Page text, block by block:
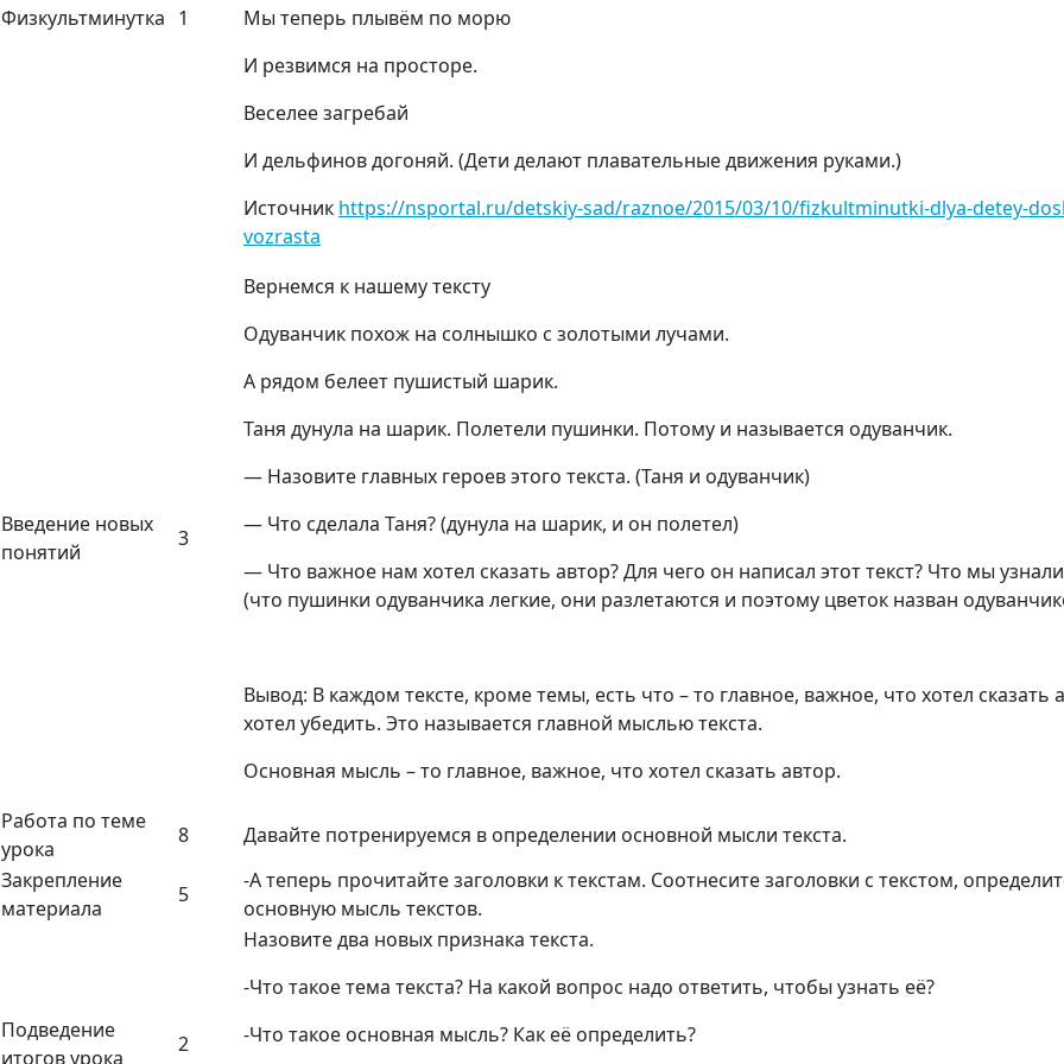
Физкультминутка 1
Мы теперь плывём по морю
И резвимся на просторе.
Веселее загребай
И дельфинов догоняй. (Дети делают плавательные движения руками.)
Источник https://nsportal.ru/detskiy-sad/raznoe/2015/03/10/fizkultminutki-dlya-detey-
vozrasta
Введение новых
понятий
3
Вернемся к нашему тексту
Одуванчик похож на солнышко с золотыми лучами.
А рядом белеет пушистый шарик.
Таня дунула на шарик. Полетели пушинки. Потому и называется одуванчик.
— Назовите главных героев этого текста. (Таня и одуванчик)
— Что сделала Таня? (дунула на шарик, и он полетел)
— Что важное нам хотел сказать автор? Для чего он написал этот текст? Что мы
(что пушинки одуванчика легкие, они разлетаются и поэтому цветок назван
Вывод: В каждом тексте, кроме темы, есть что – то главное, важное, что хотел сказать
хотел убедить. Это называется главной мыслью текста.
Основная мысль – то главное, важное, что хотел сказать автор.
Работа по теме
урока
8 Давайте потренируемся в определении основной мысли текста.
Закрепление
материала
5
-А теперь прочитайте заголовки к текстам. Соотнесите заголовки с текстом,
основную мысль текстов.
Подведение
итогов урока
2
Назовите два новых признака текста.
-Что такое тема текста? На какой вопрос надо ответить, чтобы узнать её?
-Что такое основная мысль? Как её определить?